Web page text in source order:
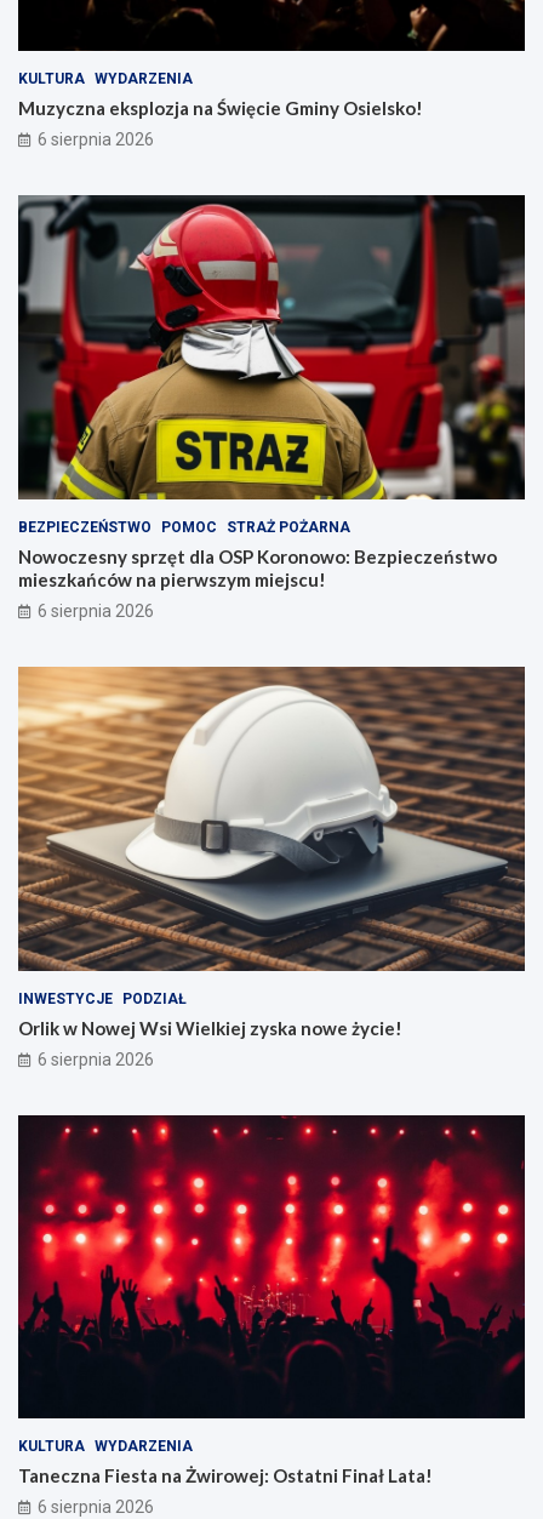
KULTURA WYDARZENIA
Muzyczna eksplozja na Święcie Gminy Osielsko!
6 sierpnia 2026
BEZPIECZEŃSTWO POMOC STRAŻ POŻARNA
Nowoczesny sprzęt dla OSP Koronowo: Bezpieczeństwo
mieszkańców na pierwszym miejscu!
6 sierpnia 2026
INWESTYCJE PODZIAŁ
Orlik w Nowej Wsi Wielkiej zyska nowe życie!
6 sierpnia 2026
KULTURA WYDARZENIA
Taneczna Fiesta na Żwirowej: Ostatni Finał Lata!
6 sierpnia 2026